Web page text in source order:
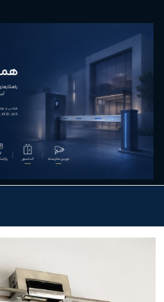
همیار امنیت